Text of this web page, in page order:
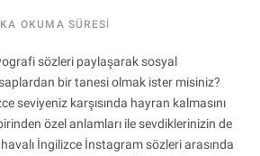
OKUMA SÜRESI
sözleri paylaşarak sosyal
bir tanesi olmak ister misiniz?
seviyeniz karşısında hayran kalmasını
özel anlamları ile sevdiklerinizin de
İngilizce İnstagram sözleri arasında